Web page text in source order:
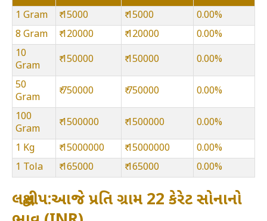
1 Gram
₹ 15000 ₹ 15000
0.00%
8 Gram
₹ 120000 ₹ 120000
0.00%
10
Gram
₹ 150000 ₹ 150000 0.00%
50
Gram
₹ 750000 ₹ 750000 0.00%
100
Gram
₹ 1500000 ₹ 1500000 0.00%
1 Kg ₹ 15000000 ₹ 15000000
0.00%
1 Tola
₹ 165000 ₹ 165000 0.00%
લક્ષદ્વીપ:આજે પ્રતિ ગ્રામ 22 કેરેટ સોનાનો